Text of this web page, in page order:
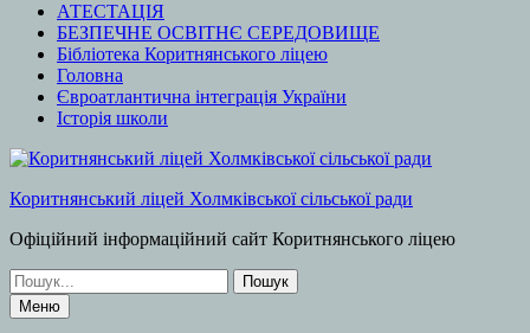
АТЕСТАЦІЯ
БЕЗПЕЧНЕ ОСВІТНЄ СЕРЕДОВИЩЕ
Бібліотека Коритнянського ліцею
Головна
Євроатлантична інтеграція України
Історія школи
Коритнянський ліцей Холмківської сільської ради
Офіційний інформаційний сайт Коритнянського ліцею
Шукати:
Меню